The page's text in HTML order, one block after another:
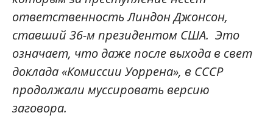
ответственность Линдон Джонсон,
ставший 36-м президентом США. Это
означает, что даже после выхода в свет
доклада «Комиссии Уоррена», в СССР
продолжали муссировать версию
заговора.